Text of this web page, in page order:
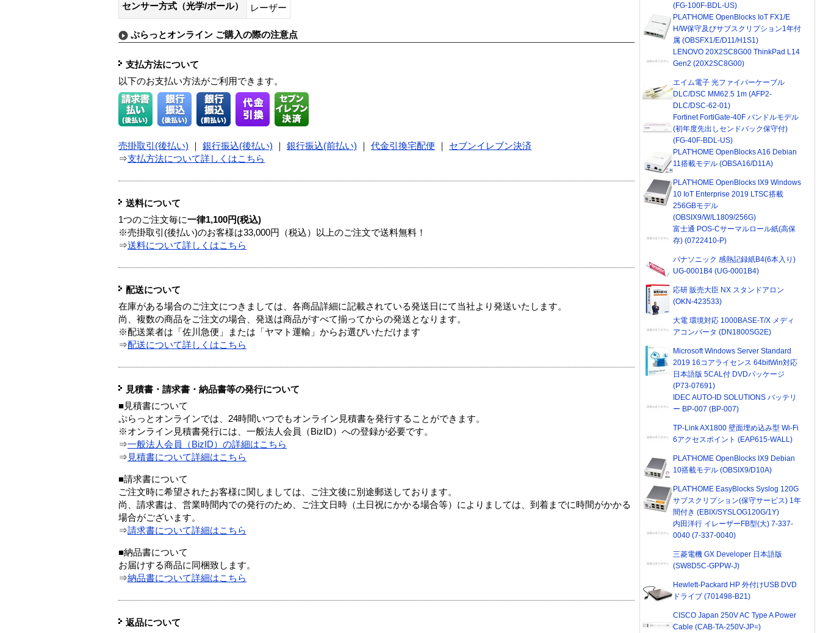
センサー方式（光学/ボール）
レーザー
ぷらっとオンライン ご購入の際の注意点
支払方法について
以下のお支払い方法がご利用できます。
売掛取引(後払い) 銀行振込(後払い) 銀行振込(前払い) 代金引換宅配便
セブンイレブン決済
⇒支払方法について詳しくはこちら
送料について
1つのご注文毎に一律1,100円(税込)
※売掛取引(後払い)のお客様は33,000円（税込）以上のご注文で送料無料！
⇒送料について詳しくはこちら
配送について
在庫がある場合のご注文につきましては、各商品詳細に記載されている発送日にて当社より発送いたします。
尚、複数の商品をご注文の場合、発送は商品がすべて揃ってからの発送となります。
※配送業者は「佐川急便」または「ヤマト運輸」からお選びいただけます
⇒配送について詳しくはこちら
見積書・請求書・納品書等の発行について
■見積書について
ぷらっとオンラインでは、24時間いつでもオンライン見積書を発行することができます。
※オンライン見積書発行には、一般法人会員（BizID）への登録が必要です。
⇒一般法人会員（BizID）の詳細はこちら
⇒ 見積書について詳細はこちら
■請求書について
ご注文時に希望されたお客様に関しましては、ご注文後に別途郵送しております。
尚、請求書は、営業時間内での発行のため、ご注文日時（土日祝にかかる場合等）によりましては、到着までに時間がかかる
場合がございます。
⇒請求書について詳細はこちら
■納品書について
お届けする商品に同梱致します。
⇒納品書について詳細はこちら
返品について
(FG-100F-BDL-US)
PLAT'HOME OpenBlocks IoT FX1/E
H/W保守及びサブスクリプション1年付
属 (OBSFX1/E/D11/H1S1)
LENOVO 20X2SC8G00 ThinkPad L14
Gen2 (20X2SC8G00)
エイム電子 光ファイバーケーブル
DLC/DSC MM62.5 1m (AFP2-
DLC/DSC-62-01)
Fortinet FortiGate-40F バンドルモデル
(初年度先出しセンドバック保守付)
(FG-40F-BDL-US)
PLAT'HOME OpenBlocks A16 Debian
11搭載モデル (OBSA16/D11A)
PLAT'HOME OpenBlocks IX9 Windows
10 IoT Enterprise 2019 LTSC搭載
256GBモデル
(OBSIX9/W/L1809/256G)
富士通 POS-Cサーマルロール紙(高保
存) (0722410-P)
パナソニック 感熱記録紙B4(6本入り)
UG-0001B4 (UG-0001B4)
応研 販売大臣 NX スタンドアロン
(OKN-423533)
大電 環境対応 1000BASE-T/X メディ
アコンバータ (DN1800SG2E)
Microsoft Windows Server Standard
2019 16コアライセンス 64bitWin対応
日本語版 5CAL付 DVDパッケージ
(P73-07691)
IDEC AUTO-ID SOLUTIONS バッテリ
ー BP-007 (BP-007)
TP-Link AX1800 壁面埋め込み型 Wi-Fi
6アクセスポイント (EAP615-WALL)
PLAT'HOME OpenBlocks IX9 Debian
10搭載モデル (OBSIX9/D10A)
PLAT'HOME EasyBlocks Syslog 120G
サブスクリプション(保守サービス) 1年
間付き (EBIX/SYSLOG120G/1Y)
内田洋行 イレーザーFB型(大) 7-337-
0040 (7-337-0040)
三菱電機 GX Developer 日本語版
(SW8D5C-GPPW-J)
Hewlett-Packard HP 外付けUSB DVD
ドライブ (701498-B21)
CISCO Japan 250V AC Type A Power
Cable (CAB-TA-250V-JP=)